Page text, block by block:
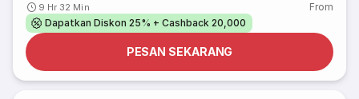
9 Hr 32 Min
From
Dapatkan Diskon 25% + Cashback 20,000
PESAN SEKARANG